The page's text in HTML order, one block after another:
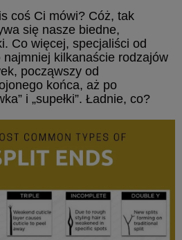
coś Ci mówi? Cóż, tak
się nasze biedne,
Co więcej, specjaliści od
najmniej kilkanaście rodzajów
począwszy od
końca, aż po
i „supełki”. Ładnie, co?